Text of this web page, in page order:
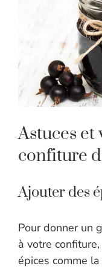
Astuces et
confiture
Ajouter des
Pour donner un
à votre
épices comme